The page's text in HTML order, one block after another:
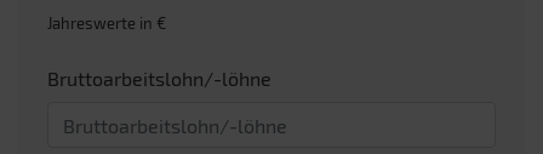
Jahreswerte in €
Bruttoarbeitslohn/-löhne